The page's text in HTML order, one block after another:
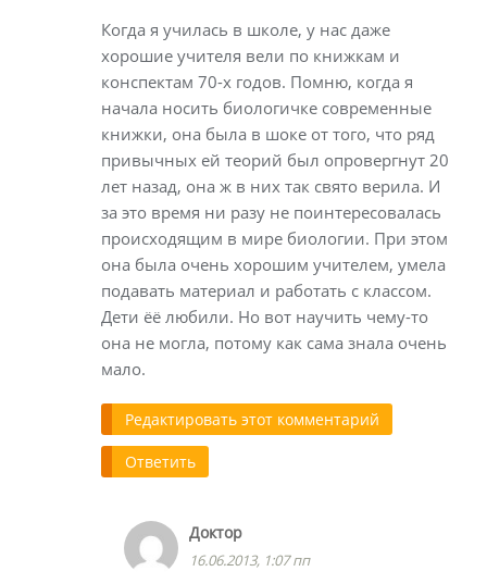
Когда я училась в школе, у нас даже
хорошие учителя вели по книжкам и
конспектам 70-х годов. Помню, когда я
начала носить биологичке современные
книжки, она была в шоке от того, что ряд
привычных ей теорий был опровергнут 20
лет назад, она ж в них так свято верила. И
за это время ни разу не поинтересовалась
происходящим в мире биологии. При этом
она была очень хорошим учителем, умела
подавать материал и работать с классом.
Дети ёё любили. Но вот научить чему-то
она не могла, потому как сама знала очень
мало.
Редактировать этот комментарий
Ответить
Доктор
16.06.2013, 1:07 пп